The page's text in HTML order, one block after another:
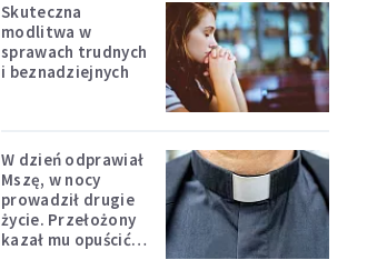
Skuteczna
modlitwa w
sprawach trudnych
i beznadziejnych
W dzień odprawiał
Mszę, w nocy
prowadził drugie
życie. Przełożony
kazał mu opuścić